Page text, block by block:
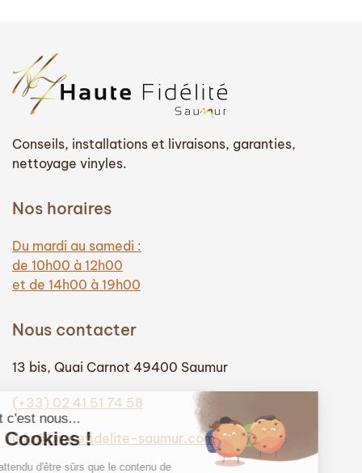
Conseils, installations et livraisons, garanties,
nettoyage vinyles.
Nos horaires
Du mardi au samedi :
de 10h00 à 12h00
et de 14h00 à 19h00
Nous contacter
13 bis, Quai Carnot 49400 Saumur
(+33) 02 41 51 74 58
info@hautefidelite-saumur.com